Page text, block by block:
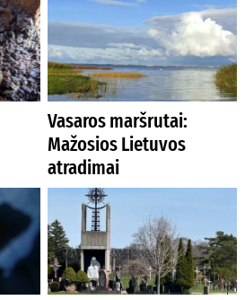
Vasaros maršrutai:
Mažosios Lietuvos
atradimai